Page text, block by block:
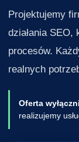
Projektujemy
działania
procesów.
realnych
Oferta
realizujemy